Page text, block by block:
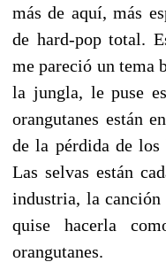
más de aquí, más
de hard-pop total.
me pareció un tema
la jungla, le puse
orangutanes están
de la pérdida de los
Las selvas están
industria, la canción
quise hacerla
orangutanes.